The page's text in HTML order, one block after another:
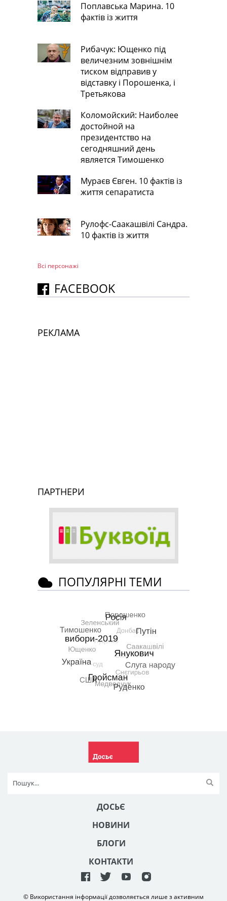
Поплавська Марина. 10
фактів із життя
Рибачук: Ющенко під
величезним зовнішнім
тиском відправив у
відставку і Порошенка, і
Третьякова
Коломойский: Наиболее
достойной на
президентство на
сегодняшний день
является Тимошенко
Мураєв Євген. 10 фактів із
життя сепаратиста
Рулофс-Саакашвілі Сандра.
10 фактів із життя
Всі персонажi
FACEBOOK
РЕКЛАМА
ПАРТНЕРИ
ПОПУЛЯРНІ ТЕМИ
ДОСЬЄ
НОВИНИ
БЛОГИ
КОНТАКТИ
© Використання інформації дозволяється лише з активним